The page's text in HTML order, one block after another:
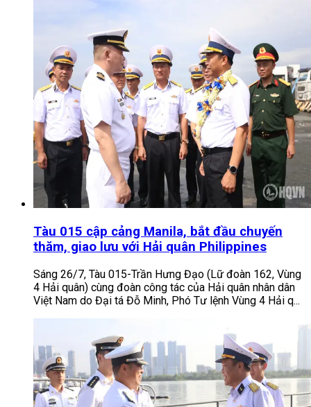
Tàu 015 cập cảng Manila, bắt đầu chuyến
thăm, giao lưu với Hải quân Philippines
Sáng 26/7, Tàu 015-Trần Hưng Đạo (Lữ đoàn 162, Vùng
4 Hải quân) cùng đoàn công tác của Hải quân nhân dân
Việt Nam do Đại tá Đỗ Minh, Phó Tư lệnh Vùng 4 Hải q...